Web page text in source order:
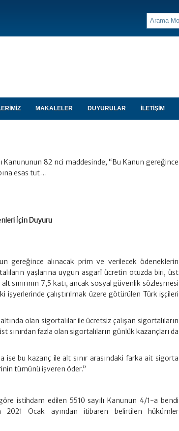
MAKALELER DUYURULAR İLETİŞİM
Kanununun 82 nci maddesinde; “Bu Kanun gereğince
esas tut…
İçin Duyuru
gereğince alınacak prim ve verilecek ödeneklerin
yaşlarına uygun asgarî ücretin otuzda biri, üst
sınırının 7,5 katı, ancak sosyal güvenlik sözleşmesi
çalıştırılmak üzere götürülen Türk işçileri
olan sigortalılar ile ücretsiz çalışan sigortalıların
sınırdan fazla olan sigortalıların günlük kazançları da
ise bu kazanç ile alt sınır arasındaki farka ait sigorta
tümünü işveren öder.”
istihdam edilen 5510 sayılı Kanunun 4/1-a bendi
2021 Ocak ayından itibaren belirtilen hükümler